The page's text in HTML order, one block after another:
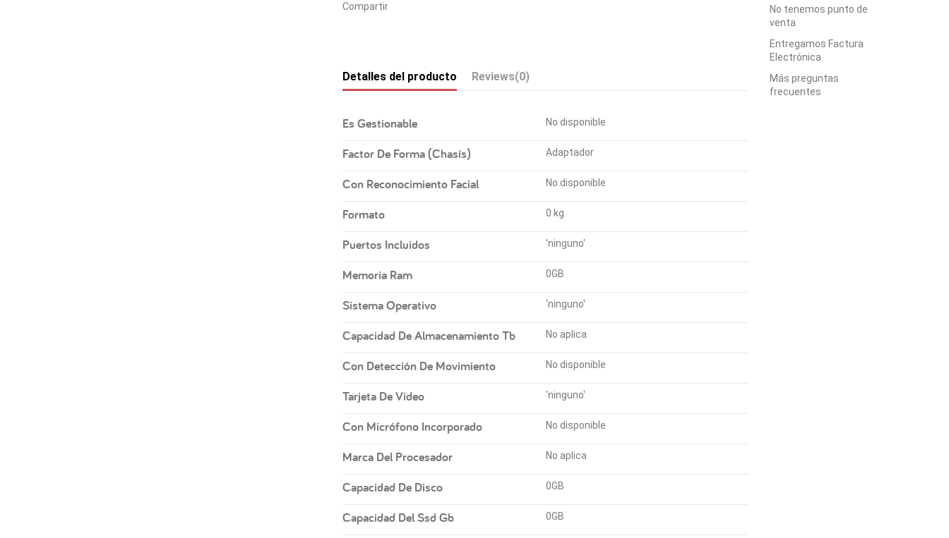
Compartir
Detalles del producto Reviews(0)
Es Gestionable No disponible
Factor De Forma (Chasís) Adaptador
Con Reconocimiento Facial No disponible
Formato 0 kg
Puertos Incluidos 'ninguno'
Memoria Ram 0GB
Sistema Operativo 'ninguno'
Capacidad De Almacenamiento Tb No aplica
Con Detección De Movimiento No disponible
Tarjeta De Video 'ninguno'
Con Micrófono Incorporado No disponible
Marca Del Procesador No aplica
Capacidad De Disco 0GB
Capacidad Del Ssd Gb 0GB
No tenemos punto de
venta
Entregamos Factura
Electrónica
Más preguntas
frecuentes